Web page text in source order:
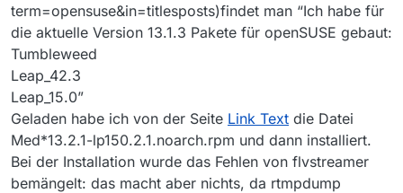
term=opensuse&in=titlesposts)findet man “Ich habe für
die aktuelle Version 13.1.3 Pakete für openSUSE gebaut:
Tumbleweed
Leap_42.3
Leap_15.0”
Geladen habe ich von der Seite Link Text die Datei
Med*13.2.1-lp150.2.1.noarch.rpm und dann installiert.
Bei der Installation wurde das Fehlen von flvstreamer
bemängelt: das macht aber nichts, da rtmpdump